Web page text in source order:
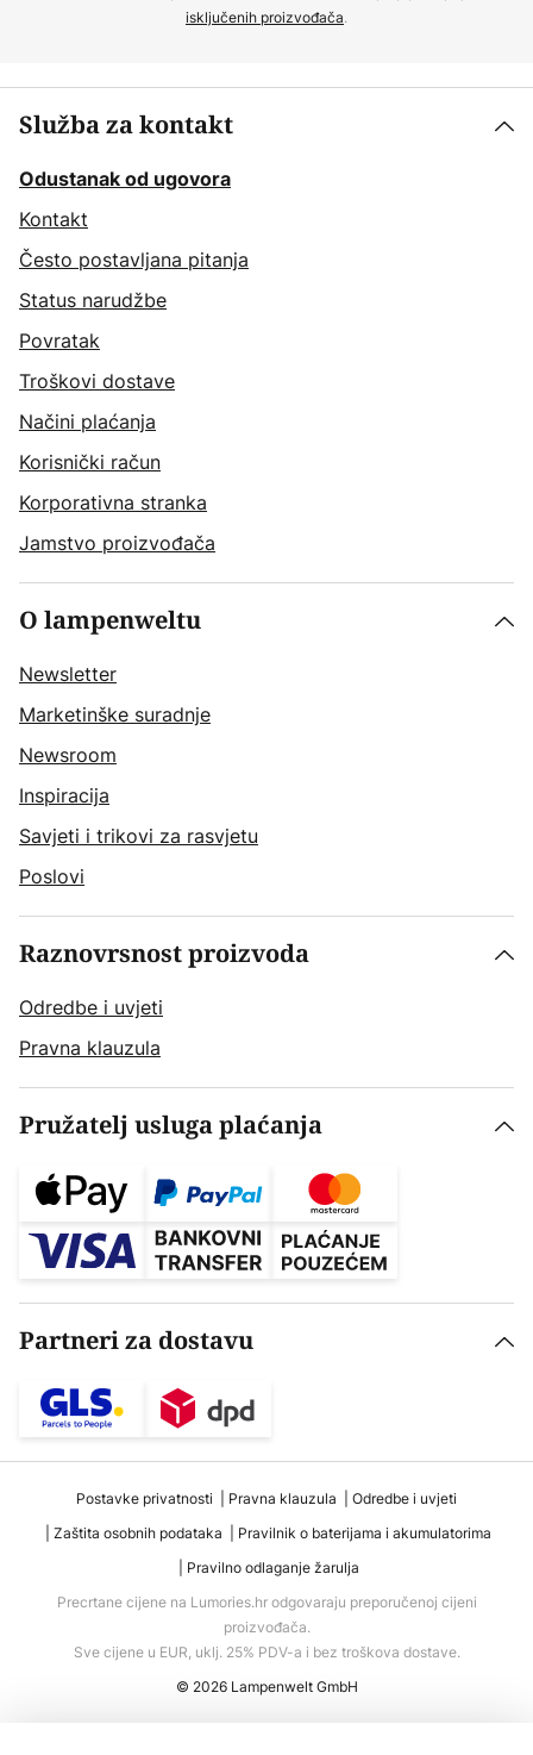
isključenih proizvođača.
Služba za kontakt
Odustanak od ugovora
Kontakt
Često postavljana pitanja
Status narudžbe
Povratak
Troškovi dostave
Načini plaćanja
Korisnički račun
Korporativna stranka
Jamstvo proizvođača
O lampenweltu
Newsletter
Marketinške suradnje
Newsroom
Inspiracija
Savjeti i trikovi za rasvjetu
Poslovi
Raznovrsnost proizvoda
Odredbe i uvjeti
Pravna klauzula
Pružatelj usluga plaćanja
Partneri za dostavu
Postavke privatnosti Pravna klauzula
Odredbe i uvjeti
Zaštita osobnih podataka
Pravilnik o baterijama i akumulatorima
Pravilno odlaganje žarulja
Precrtane cijene na Lumories.hr odgovaraju preporučenoj cijeni
proizvođača.
Sve cijene u EUR, uklj. 25% PDV-a i bez troškova dostave.
© 2026 Lampenwelt GmbH